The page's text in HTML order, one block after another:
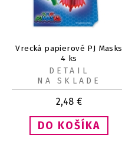
Vrecká papierové PJ Masks
4 ks
2,48 €
DETAIL
NA SKLADE